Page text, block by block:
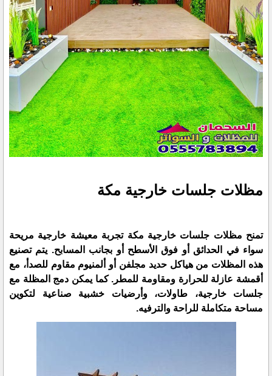
مظلات جلسات خارجية مكة
تمنح مظلات جلسات خارجية مكة تجربة معيشة خارجية مريحة
سواء في الحدائق أو فوق الأسطح أو بجانب المسابح. يتم تصنيع
هذه المظلات من هياكل حديد مجلفن أو ألمنيوم مقاوم للصدأ، مع
أقمشة عازلة للحرارة ومقاومة للمطر. كما يمكن دمج المظلة مع
جلسات خارجية، طاولات، وأرضيات خشبية صناعية لتكوين
مساحة متكاملة للراحة والترفيه.